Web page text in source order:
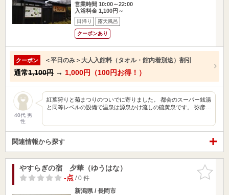
営業時間 10:00～22:00
入浴料金 1,100円～
日帰り 露天風呂
クーポンあり
クーポン ＜平日のみ＞大人入館料（タオル・館内着別途）割引
通常1,100円 → 1,000円（100円お得！）
40代 男
性
紅葉狩りと菊まつりのついでに寄りました。 都会のスーパー銭湯
と同等レベルの設備で温泉は源泉かけ流しの硫黄泉です。 弥彦…
関連情報から探す
お気に入
りに追加
やすらぎの宿 夕華（ゆうはな）
-点/ 0 件
新潟県 / 長岡市